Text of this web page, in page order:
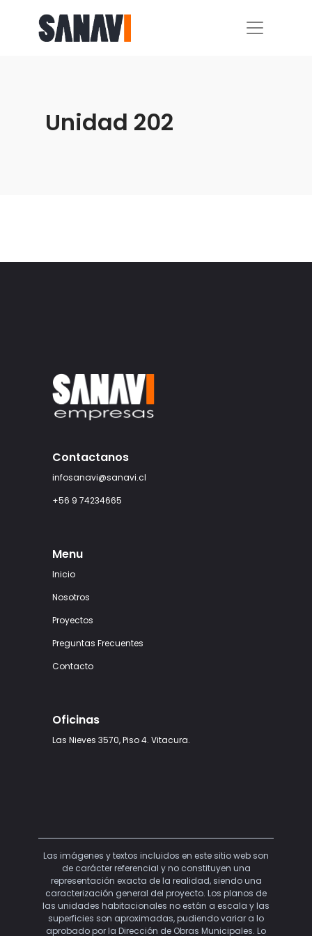
Unidad 202
Contactanos
infosanavi@sanavi.cl
+56 9 74234665
Menu
Inicio
Nosotros
Proyectos
Preguntas Frecuentes
Contacto
Oficinas
Las Nieves 3570, Piso 4. Vitacura.
Las imágenes y textos incluidos en este sitio web son
de carácter referencial y no constituyen una
representación exacta de la realidad, siendo una
caracterización general del proyecto. Los planos de
las unidades habitacionales no están a escala y las
superficies son aproximadas, pudiendo variar a lo
aprobado por la Dirección de Obras Municipales. Lo